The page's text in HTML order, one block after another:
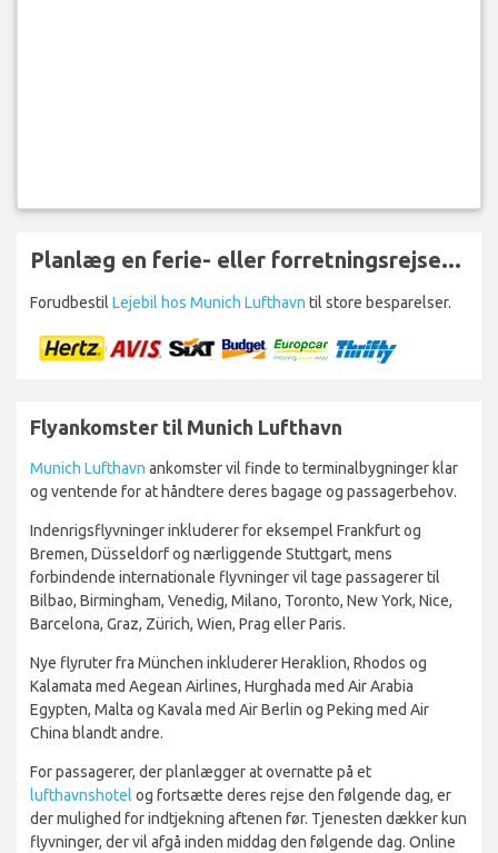
Planlæg en ferie- eller forretningsrejse...
Forudbestil Lejebil hos Munich Lufthavn til store besparelser.
Flyankomster til Munich Lufthavn
Munich Lufthavn ankomster vil finde to terminalbygninger klar
og ventende for at håndtere deres bagage og passagerbehov.
Indenrigsflyvninger inkluderer for eksempel Frankfurt og
Bremen, Düsseldorf og nærliggende Stuttgart, mens
forbindende internationale flyvninger vil tage passagerer til
Bilbao, Birmingham, Venedig, Milano, Toronto, New York, Nice,
Barcelona, Graz, Zürich, Wien, Prag eller Paris.
Nye flyruter fra München inkluderer Heraklion, Rhodos og
Kalamata med Aegean Airlines, Hurghada med Air Arabia
Egypten, Malta og Kavala med Air Berlin og Peking med Air
China blandt andre.
For passagerer, der planlægger at overnatte på et
lufthavnshotel og fortsætte deres rejse den følgende dag, er
der mulighed for indtjekning aftenen før. Tjenesten dækker kun
flyvninger, der vil afgå inden middag den følgende dag. Online